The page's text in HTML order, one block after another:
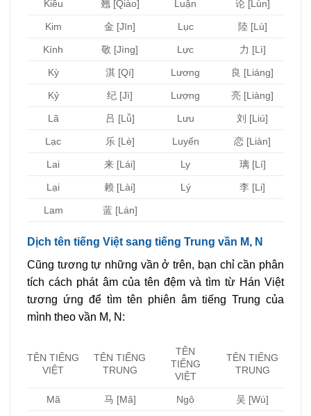
Kiều 翘 [Qiào] Luận 论 [Lùn]
Kim 金 [Jīn] Lục 陸 [Lù]
Kính 敬 [Jìng] Lực 力 [Lì]
Kỳ 淇 [Qí] Lương 良 [Liáng]
Kỷ 纪 [Jì] Lượng 亮 [Liàng]
Lã 吕 [Lǚ] Lưu 刘 [Liú]
Lạc 乐 [Lè] Luyến 恋 [Liàn]
Lai 来 [Lái] Ly 璃 [Lí]
Lại 赖 [Lài] Lý 李 [Li]
Lam 蓝 [Lán]
Dịch tên tiếng Việt sang tiếng Trung vần M, N
Cũng tương tự những vần ở trên, bạn chỉ cần phân
tích cách phát âm của tên đệm và tìm từ Hán Việt
tương ứng để tìm tên phiên âm tiếng Trung của
mình theo vần M, N:
TÊN TIẾNG
VIỆT
TÊN TIẾNG
TRUNG
TÊN
TIẾNG
VIỆT
TÊN TIẾNG
TRUNG
Mã 马 [Mǎ] Ngô 吴 [Wú]